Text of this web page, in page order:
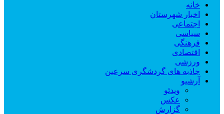
خانه
اخبار شهرستان
اجتماعی
سیاسی
فرهنگی
اقتصادی
ورزشی
جاذبه های گردشگری سرعین
آرشیو
ویدئو
عکس
گزارش